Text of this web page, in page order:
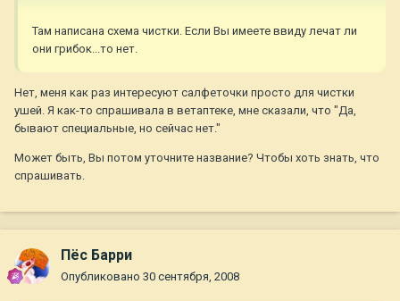
Там написана схема чистки. Если Вы имеете ввиду лечат ли
они грибок...то нет.
Нет, меня как раз интересуют салфеточки просто для чистки
ушей. Я как-то спрашивала в ветаптеке, мне сказали, что "Да,
бывают специальные, но сейчас нет."
Может быть, Вы потом уточните название? Чтобы хоть знать, что
спрашивать.
Пёс Барри
Опубликовано 30 сентября, 2008